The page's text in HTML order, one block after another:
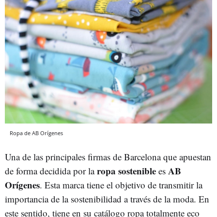
Ropa de AB Orígenes
Una de las principales firmas de Barcelona que apuestan
de forma decidida por laropa sostenible es AB
Orígenes. Esta marca tiene el objetivo de transmitir la
importancia de la sostenibilidad a través de la moda. En
este sentido, tiene en su catálogo ropa totalmente eco